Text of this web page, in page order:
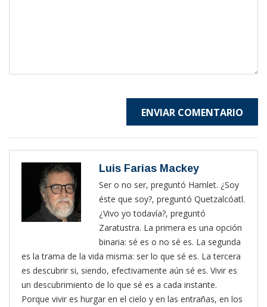
ENVIAR COMENTARIO
Luis Farias Mackey
Ser o no ser, preguntó Hamlet. ¿Soy
éste que soy?, preguntó Quetzalcóatl.
¿Vivo yo todavía?, preguntó
Zaratustra. La primera es una opción
binaria: sé es o no sé es. La segunda
es la trama de la vida misma: ser lo que sé es. La tercera
es descubrir si, siendo, efectivamente aún sé es. Vivir es
un descubrimiento de lo que sé es a cada instante.
Porque vivir es hurgar en el cielo y en las entrañas, en los